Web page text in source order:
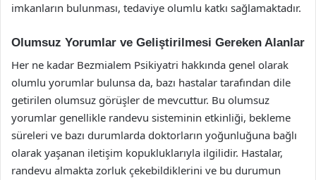
imkanların bulunması, tedaviye olumlu katkı sağlamaktadır.
Olumsuz Yorumlar ve Geliştirilmesi Gereken Alanlar
Her ne kadar Bezmialem Psikiyatri hakkında genel olarak
olumlu yorumlar bulunsa da, bazı hastalar tarafından dile
getirilen olumsuz görüşler de mevcuttur. Bu olumsuz
yorumlar genellikle randevu sisteminin etkinliği, bekleme
süreleri ve bazı durumlarda doktorların yoğunluğuna bağlı
olarak yaşanan iletişim kopukluklarıyla ilgilidir. Hastalar,
randevu almakta zorluk çekebildiklerini ve bu durumun